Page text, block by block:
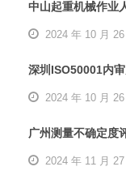
中山起重机械作业
2024 年 10 月 26
深圳ISO50001内
2024 年 10 月 26
广州测量不确定度
2024 年 11 月 27